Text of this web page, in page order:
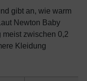
gibt an, wie warm
Newton Baby
zwischen 0,2
Kleidung